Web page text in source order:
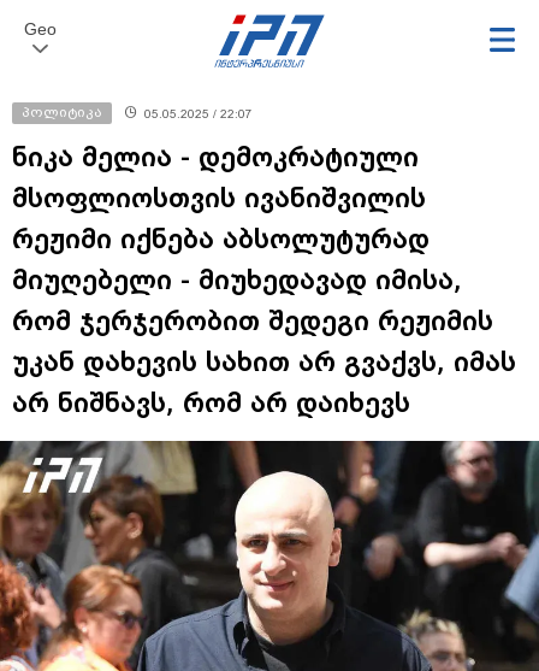
Geo
პოლიტიკა 05.05.2025 / 22:07
ნიკა მელია - დემოკრატიული
მსოფლიოსთვის ივანიშვილის
რეჟიმი იქნება აბსოლუტურად
მიუღებელი - მიუხედავად იმისა,
რომ ჯერჯერობით შედეგი რეჟიმის
უკან დახევის სახით არ გვაქვს, იმას
არ ნიშნავს, რომ არ დაიხევს